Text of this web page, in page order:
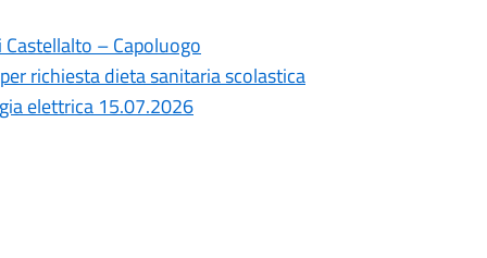
– Capoluogo
richiesta dieta sanitaria scolastica
elettrica 15.07.2026